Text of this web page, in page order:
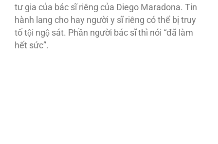
tư gia của bác sĩ riêng của Diego Maradona. Tin
hành lang cho hay người y sĩ riêng có thể bị truy
tố tội ngộ sát. Phần người bác sĩ thì nói “đã làm
hết sức”.